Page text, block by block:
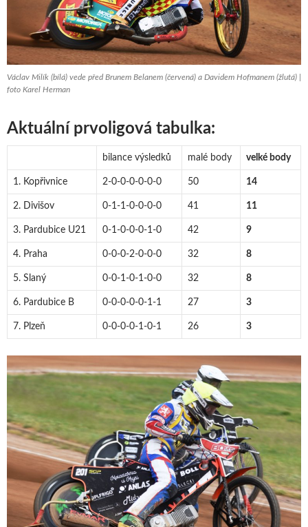
Václav Milík (bílá) vede před Brunem Belanem (červená) a Davidem Hofmanem (žlutá) |
foto Karel Herman
Aktuální prvoligová tabulka:
bilance výsledků malé body velké body
1. Kopřivnice 2-0-0-0-0-0-0 50 14
2. Divišov 0-1-1-0-0-0-0 41 11
3. Pardubice U21 0-1-0-0-0-1-0 42 9
4. Praha 0-0-0-2-0-0-0 32 8
5. Slaný 0-0-1-0-1-0-0 32 8
6. Pardubice B 0-0-0-0-0-1-1 27 3
7. Plzeň 0-0-0-0-1-0-1 26 3